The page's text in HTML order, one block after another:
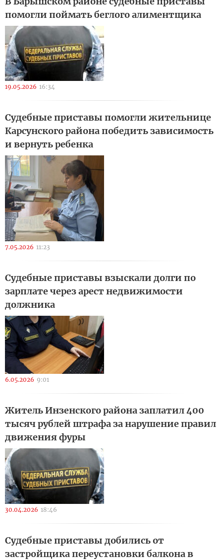
помогли поймать беглого алиментщика
19.05.2026 16:34
Судебные приставы помогли жительнице
Карсунского района победить зависимость
и вернуть ребенка
7.05.2026 11:23
Судебные приставы взыскали долги по
зарплате через арест недвижимости
должника
6.05.2026 9:01
Житель Инзенского района заплатил 400
тысяч рублей штрафа за нарушение правил
движения фуры
30.04.2026 18:46
Судебные приставы добились от
застройщика переустановки балкона в